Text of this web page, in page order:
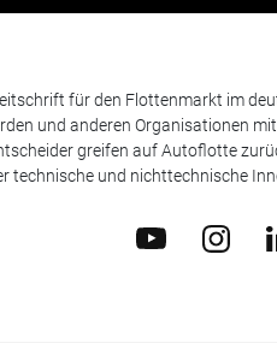
für den Flottenmarkt im
und anderen Organisationen
greifen auf Autoflotte
technische und nichttechnische